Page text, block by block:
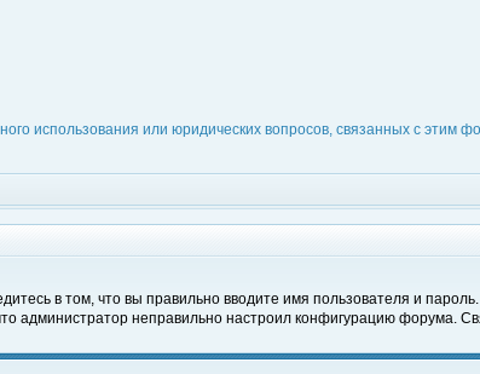
использования или юридических вопросов, связанных с этим
в том, что вы правильно вводите имя пользователя и
администратор неправильно настроил конфигурацию форума.